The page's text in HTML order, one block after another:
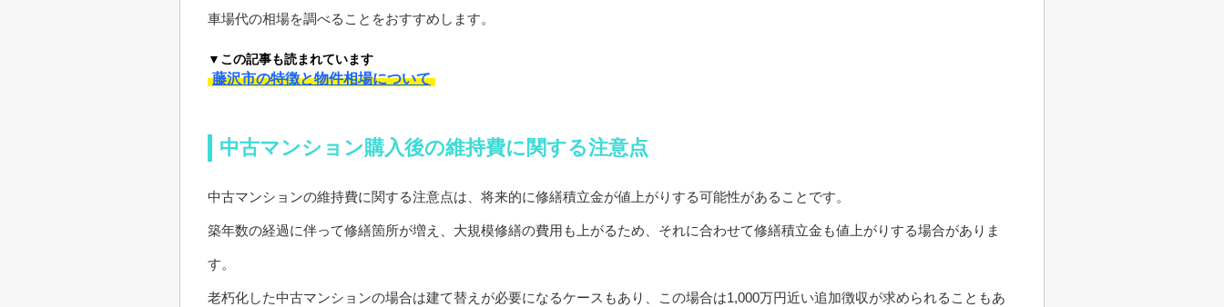
車場代の相場を調べることをおすすめします。
▼この記事も読まれています
藤沢市の特徴と物件相場について
中古マンション購入後の維持費に関する注意点
中古マンションの維持費に関する注意点は、将来的に修繕積立金が値上がりする可能性があることです。
築年数の経過に伴って修繕箇所が増え、大規模修繕の費用も上がるため、それに合わせて修繕積立金も値上がりする場合がありま
す。
老朽化した中古マンションの場合は建て替えが必要になるケースもあり、この場合は1,000万円近い追加徴収が求められることもあ